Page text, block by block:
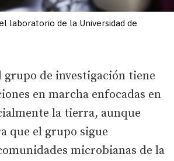
laboratorio de la Universidad de
grupo de investigación tiene
en marcha enfocadas en
la tierra, aunque
que el grupo sigue
microbianas de la